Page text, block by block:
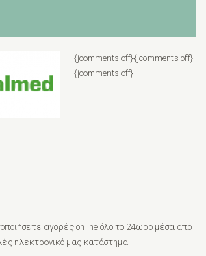
{jcomments off}{jcomments off}
{jcomments off}
αγορές online όλο το 24ωρο μέσα από
ηλεκτρονικό μας κατάστημα.